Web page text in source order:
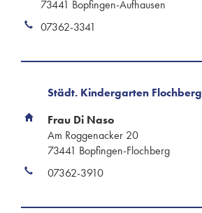
73441 Bopfingen-Aufhausen
07362-3341
Städt. Kindergarten Flochberg
Frau Di Naso
Am Roggenacker 20
73441 Bopfingen-Flochberg
07362-3910